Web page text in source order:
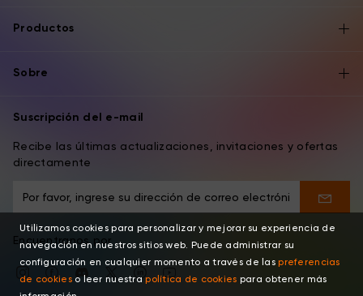
Productos
Sobre
Suscripción del e-mail
Recibe las últimas actualizaciones, invitaciones y ofertas
directamente
Encuentranos por
Utilizamos cookies para personalizar y mejorar su experiencia de
navegación en nuestros sitios web. Puede administrar su
configuración en cualquier momento a través de laspreferencias
de cookieso leer nuestrapolítica de cookies para obtener más